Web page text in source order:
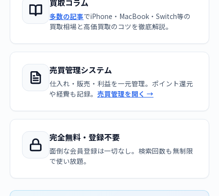
買取コラム
多数の記事でiPhone・MacBook・Switch等の
買取相場と高価買取のコツを徹底解説。
売買管理システム
仕入れ・販売・利益を一元管理。ポイント還元
や経費も記録。 売買管理を開く →
完全無料・登録不要
面倒な会員登録は一切なし。検索回数も無制限
で使い放題。